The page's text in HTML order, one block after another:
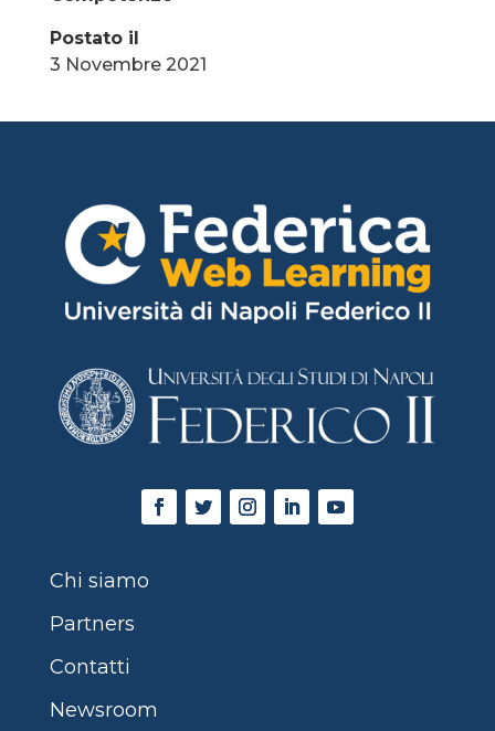
Postato il
3 Novembre 2021
Chi siamo
Partners
Contatti
Newsroom